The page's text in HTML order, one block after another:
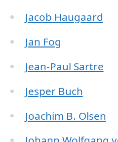
Jacob Haugaard
Jan Fog
Jean-Paul Sartre
Jesper Buch
Joachim B. Olsen